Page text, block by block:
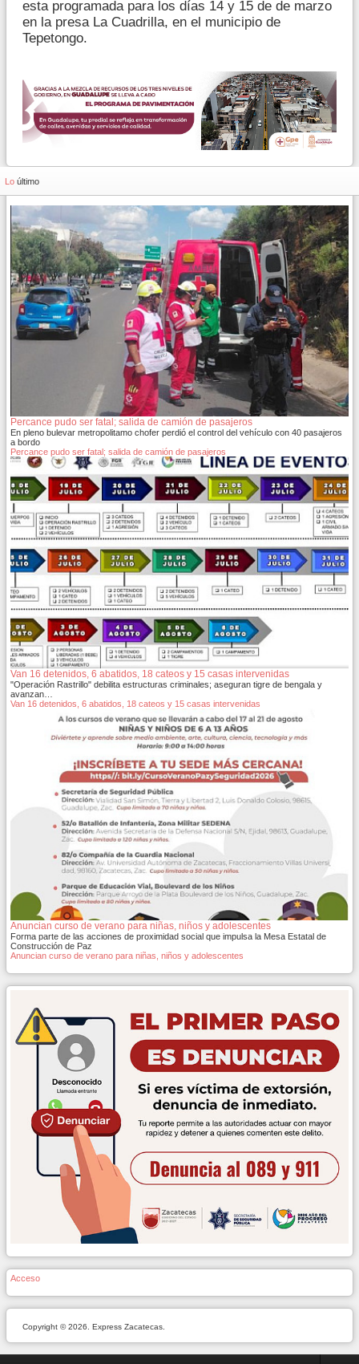
esta programada para los días 14 y 15 de de marzo
en la presa La Cuadrilla, en el municipio de
Tepetongo.
Lo último
Percance pudo ser fatal; salida de camión de pasajeros
En pleno bulevar metropolitamo chofer perdió el control del vehículo con 40 pasajeros
a bordo
Percance pudo ser fatal; salida de camión de pasajeros
Van 16 detenidos, 6 abatidos, 18 cateos y 15 casas intervenidas
"Operación Rastrillo" debilita estructuras criminales; aseguran tigre de bengala y
avanzan…
Van 16 detenidos, 6 abatidos, 18 cateos y 15 casas intervenidas
Anuncian curso de verano para niñas, niños y adolescentes
Forma parte de las acciones de proximidad social que impulsa la Mesa Estatal de
Construcción de Paz
Anuncian curso de verano para niñas, niños y adolescentes
Acceso
Copyright © 2026. Express Zacatecas.